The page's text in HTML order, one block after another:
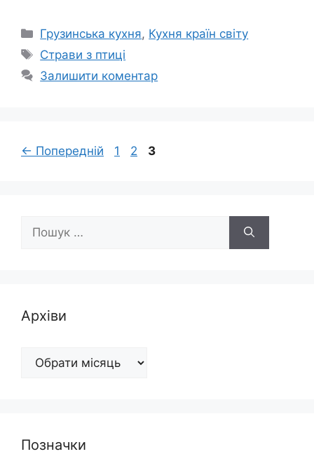
Категорії
Грузинська кухня, Кухня країн світу
Позначки
Страви з птиці
Залишити коментар
← Попередній Сторінка
1 Сторінка
2 Сторінка
3
Архіви
Архіви
Позначки